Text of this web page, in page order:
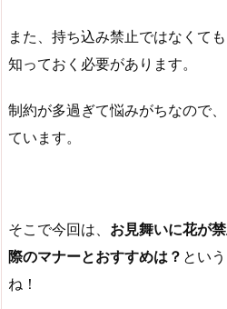
また、持ち込み禁止ではなくても
知っておく必要があります。
制約が多過ぎて悩みがちなので
ています。
そこで今回は、 お見舞いに花が
際のマナーとおすすめは？ とい
ね！